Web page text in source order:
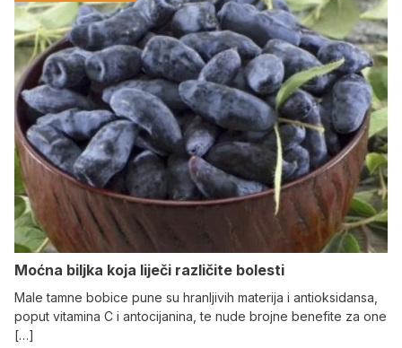
Moćna biljka koja liječi različite bolesti
Male tamne bobice pune su hranljivih materija i antioksidansa,
poput vitamina C i antocijanina, te nude brojne benefite za one
[…]